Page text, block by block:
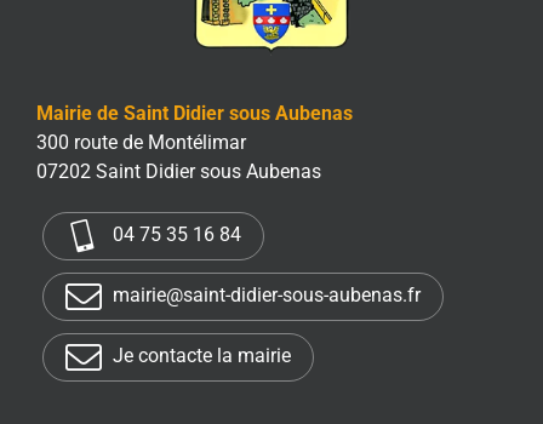
Mairie de Saint Didier sous Aubenas
300 route de Montélimar
07202 Saint Didier sous Aubenas
04 75 35 16 84
mairie@saint-didier-sous-aubenas.fr
Je contacte la mairie